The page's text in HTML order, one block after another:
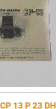
13 P 23 DH